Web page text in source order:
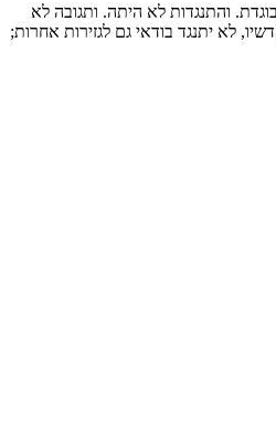
והתנגדות לא היתה. ותגובה לא
לא יתנגד בודאי גם לגזירות אחרות;